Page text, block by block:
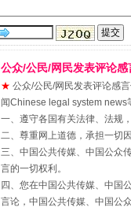
受贿1.44亿！段
公众/公民/网民发表评论感
★ 公众/公民/网民发表评论感
闻Chinese legal system news
一、遵守各国有关法律、法规
二、尊重网上道德，承担一切
三、中国公共传媒、中国公众
言的一切权利。
四、您在中国公共传媒、中国
言论，中国公共传媒、中国公